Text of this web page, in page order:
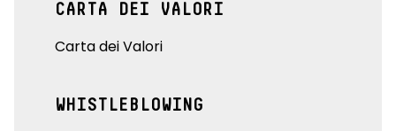
CARTA DEI VALORI
Carta dei Valori
WHISTLEBLOWING